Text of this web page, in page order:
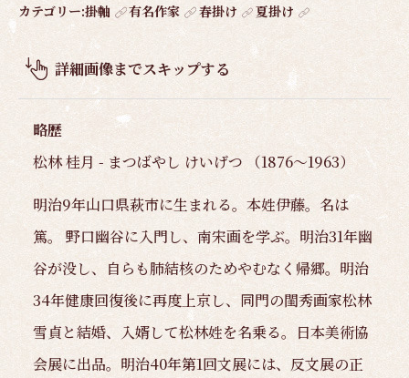
作
概
要
カテゴリー:掛軸 有名作家 春掛け 夏掛け
詳細画像までスキップする
略歴
松林 桂月 - まつばやし けいげつ （1876～1963）
明治9年山口県萩市に生まれる。本姓伊藤。名は
篤。 野口幽谷に入門し、南宋画を学ぶ。明治31年幽
谷が没し、自らも肺結核のためやむなく帰郷。明治
34年健康回復後に再度上京し、同門の閨秀画家松林
雪貞と結婚、入婿して松林姓を名乗る。日本美術協
会展に出品。明治40年第1回文展には、反文展の正